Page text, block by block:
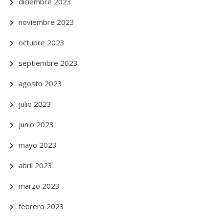
noviembre 2023
octubre 2023
septiembre 2023
agosto 2023
julio 2023
junio 2023
mayo 2023
abril 2023
marzo 2023
febrero 2023